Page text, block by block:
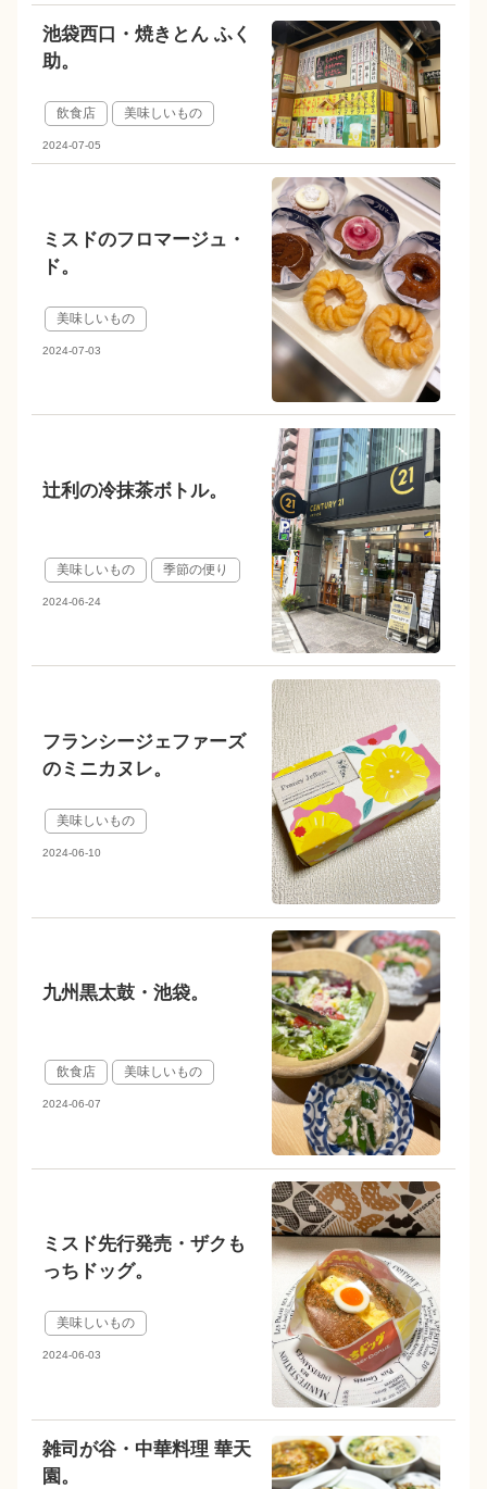
池袋西口・焼きとん ふく
助。
飲食店 美味しいもの
2024-07-05
ミスドのフロマージュ・
ド。
美味しいもの
2024-07-03
辻利の冷抹茶ボトル。
美味しいもの 季節の便り
2024-06-24
フランシージェファーズ
のミニカヌレ。
美味しいもの
2024-06-10
九州黒太鼓・池袋。
飲食店 美味しいもの
2024-06-07
ミスド先行発売・ザクも
っちドッグ。
美味しいもの
2024-06-03
雑司が谷・中華料理 華天
園。